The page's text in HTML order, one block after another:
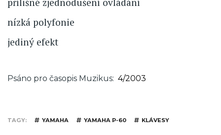
nízká polyfonie
jediný efekt
Psáno pro časopis Muzikus 4/2003
TAGY YAMAHA YAMAHA P-60 KLÁVESY